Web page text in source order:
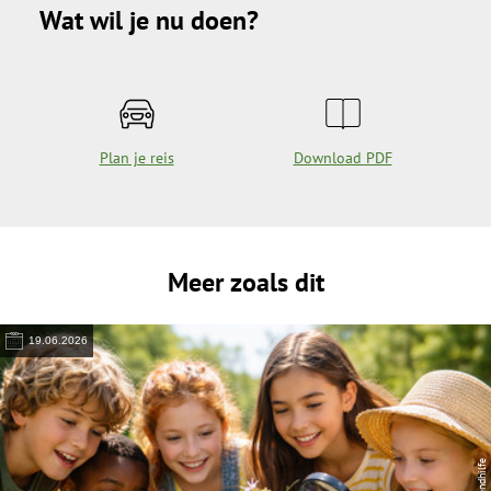
Wat wil je nu doen?
Plan je reis Download PDF
Meer zoals dit
19.06.2026